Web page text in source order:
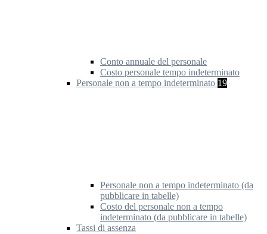
Conto annuale del personale
Costo personale tempo indeterminato
Personale non a tempo indeterminato 19
Personale non a tempo indeterminato (da
pubblicare in tabelle)
Costo del personale non a tempo
indeterminato (da pubblicare in tabelle)
Tassi di assenza